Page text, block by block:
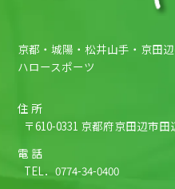
京都・城陽・松井山手・京田
ハロースポーツ
住 所
〒610-0331 京都府京田辺市田
電 話
TEL．0774-34-0400